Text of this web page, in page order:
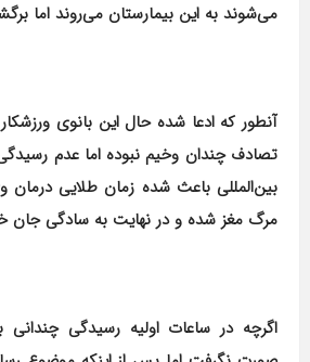
می‌شوند به این بیمارستان می‌روند اما
آنطور که ادعا شده حال این بانوی
تصادف چندان وخیم نبوده اما عدم
بین‌المللی باعث شده زمان طلایی درمان
مرگ مغز شده و در نهایت به سادگی جان
اگرچه در ساعات اولیه رسیدگی چندانی